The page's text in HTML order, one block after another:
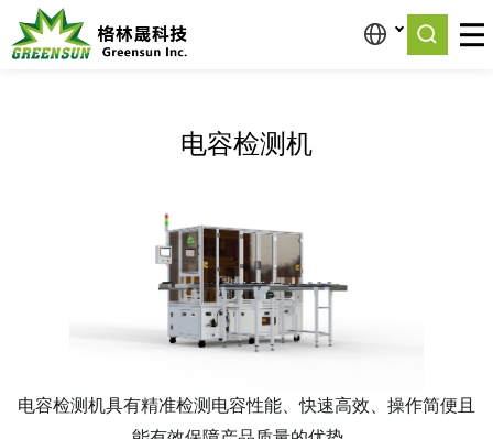
首页> 产品中心>物流线设备
电容检测机
电容检测机具有精准检测电容性能、快速高效、操作简便且